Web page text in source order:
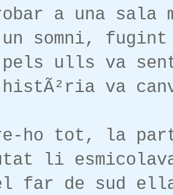
a una sala
un somni,
pels ulls va
histÃ²ria va
ho tot, la
li
el far de sud